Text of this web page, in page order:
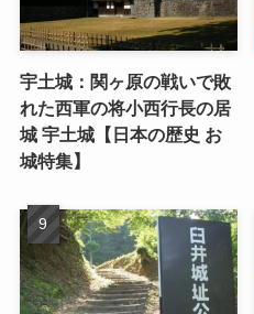
宇土城：関ヶ原の戦いで敗
れた西軍の将小西行長の居
城 宇土城【日本の歴史 お
城特集】